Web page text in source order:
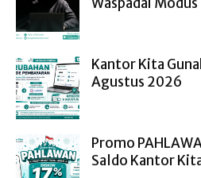
Kantor Kita
Agustus 2026
Promo
Saldo Kantor